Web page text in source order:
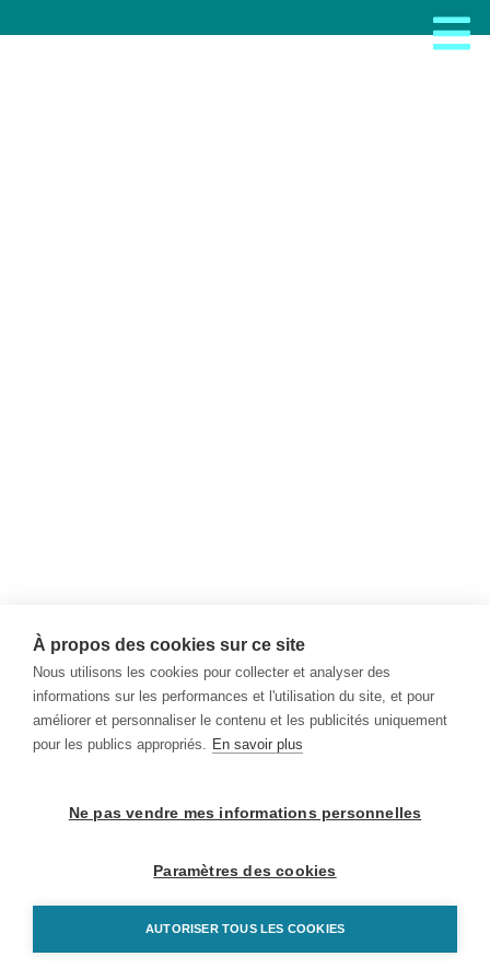
À propos des cookies sur ce site
Nous utilisons les cookies pour collecter et analyser des
informations sur les performances et l'utilisation du site, et pour
améliorer et personnaliser le contenu et les publicités uniquement
pour les publics appropriés. En savoir plus
Ne pas vendre mes informations personnelles
Paramètres des cookies
AUTORISER TOUS LES COOKIES